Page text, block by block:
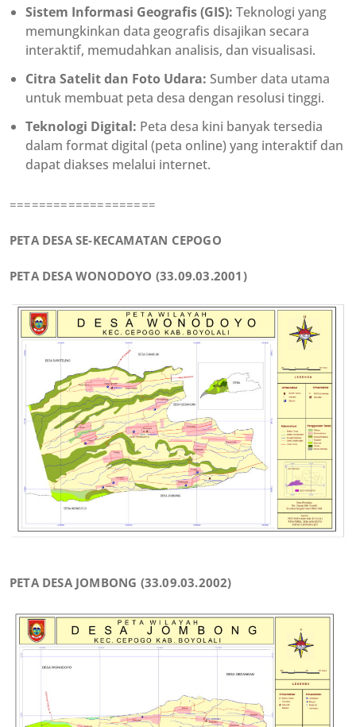
Sistem Informasi Geografis (GIS): Teknologi yang
memungkinkan data geografis disajikan secara
interaktif, memudahkan analisis, dan visualisasi.
Citra Satelit dan Foto Udara: Sumber data utama
untuk membuat peta desa dengan resolusi tinggi.
Teknologi Digital: Peta desa kini banyak tersedia
dalam format digital (peta online) yang interaktif dan
dapat diakses melalui internet.
====================
PETA DESA SE-KECAMATAN CEPOGO
PETA DESA WONODOYO (33.09.03.2001)
PETA DESA JOMBONG (33.09.03.2002)